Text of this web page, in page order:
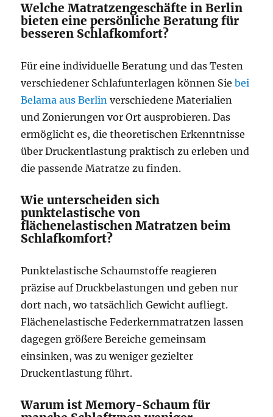
Welche Matratzengeschäfte in Berlin
bieten eine persönliche Beratung für
besseren Schlafkomfort?
Für eine individuelle Beratung und das Testen
verschiedener Schlafunterlagen können Siebei
Belama aus Berlin verschiedene Materialien
und Zonierungen vor Ort ausprobieren. Das
ermöglicht es, die theoretischen Erkenntnisse
über Druckentlastung praktisch zu erleben und
die passende Matratze zu finden.
Wie unterscheiden sich
punktelastische von
flächenelastischen Matratzen beim
Schlafkomfort?
Punktelastische Schaumstoffe reagieren
präzise auf Druckbelastungen und geben nur
dort nach, wo tatsächlich Gewicht aufliegt.
Flächenelastische Federkernmatratzen lassen
dagegen größere Bereiche gemeinsam
einsinken, was zu weniger gezielter
Druckentlastung führt.
Warum ist Memory-Schaum für